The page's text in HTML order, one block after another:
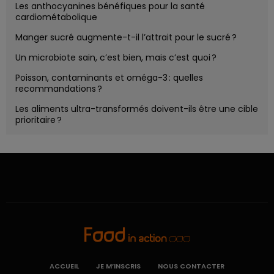
Les anthocyanines bénéfiques pour la santé
cardiométabolique
Manger sucré augmente-t-il l’attrait pour le sucré ?
Un microbiote sain, c’est bien, mais c’est quoi ?
Poisson, contaminants et oméga-3 : quelles
recommandations ?
Les aliments ultra-transformés doivent-ils être une cible
prioritaire ?
ACCUEIL JE M’INSCRIS NOUS CONTACTER